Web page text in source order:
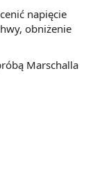
napięcie
obniżenie
Marschalla